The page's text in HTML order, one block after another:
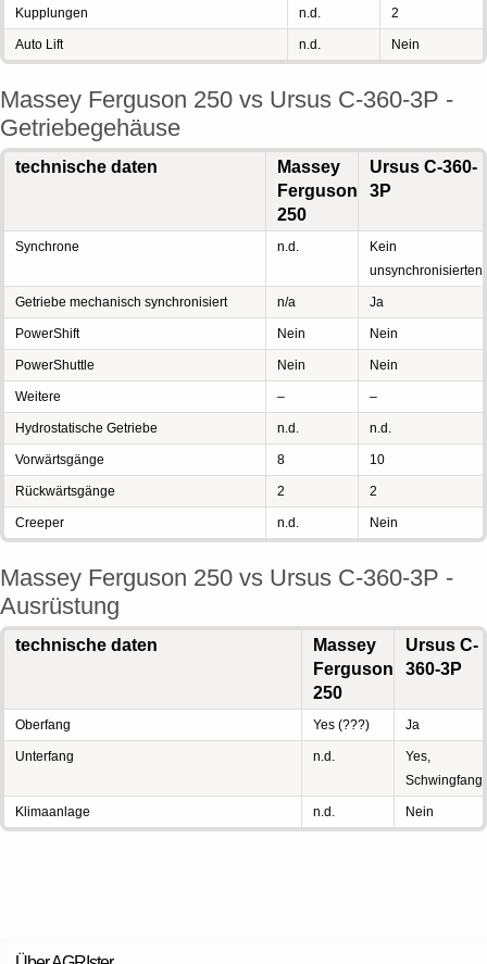
Kupplungen n.d. 2
Auto Lift n.d. Nein
Massey Ferguson 250 vs Ursus C-360-3P -
Getriebegehäuse
technische daten
Massey
Ferguson
250
Ursus C-360-
3P
Synchrone n.d.
Kein
unsynchronisierten
Getriebe mechanisch synchronisiert n/a Ja
PowerShift Nein Nein
PowerShuttle Nein Nein
Weitere – –
Hydrostatische Getriebe n.d. n.d.
Vorwärtsgänge 8 10
Rückwärtsgänge 2 2
Creeper n.d. Nein
Massey Ferguson 250 vs Ursus C-360-3P -
Ausrüstung
technische daten
Massey
Ferguson
250
Ursus C-
360-3P
Oberfang Yes (???) Ja
Unterfang n.d.
Yes,
Schwingfang
Klimaanlage n.d. Nein